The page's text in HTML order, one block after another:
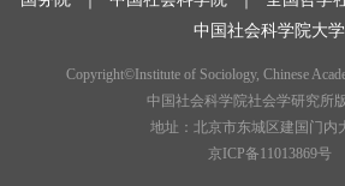
中国社会科学院大学
Copyright©Institute of Sociology, Chinese
中国社会科学院社会学研究所
地址：北京市东城区建国门内
京ICP备11013869号